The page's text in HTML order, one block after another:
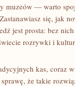
muzeów — warto
się, jak
jest prosta: bez
rozrywki i
kas, coraz
że takie